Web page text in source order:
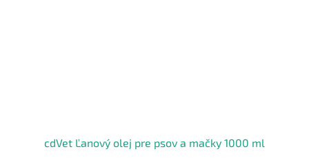
cdVet Ľanový olej pre psov a mačky 1000 ml